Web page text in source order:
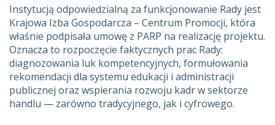
Instytucją odpowiedzialną za funkcjonowanie Rady jest
Krajowa Izba Gospodarcza – Centrum Promocji, która
właśnie podpisała umowę z PARP na realizację projektu.
Oznacza to rozpoczęcie faktycznych prac Rady:
diagnozowania luk kompetencyjnych, formułowania
rekomendacji dla systemu edukacji i administracji
publicznej oraz wspierania rozwoju kadr w sektorze
handlu — zarówno tradycyjnego, jak i cyfrowego.